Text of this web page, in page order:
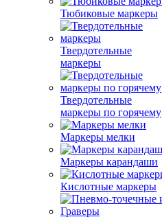
Тюбиковые маркеры
Твердотельные
маркеры
Твердотельные
маркеры по горячему
Маркеры мелки
Маркеры карандаши
Кислотные маркеры